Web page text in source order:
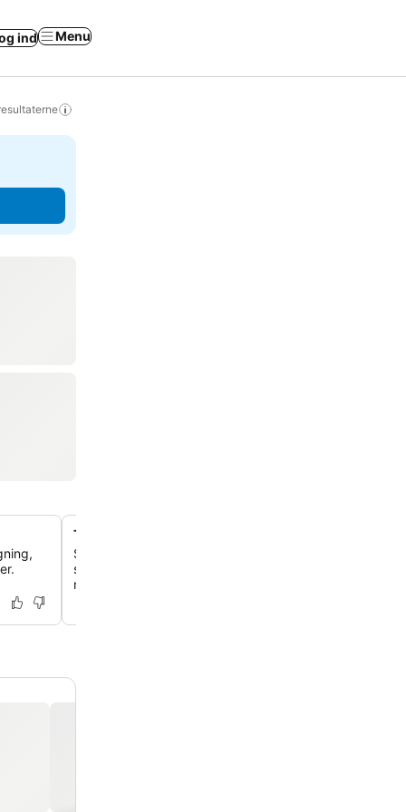
ind Menu
Te- og kaffefaciliteter på værelset
Slap af på dit værelse med praktiske stationer til varme
suppleret med ekstra forsyninger, der er tilgængelige i
når du har brug for det.